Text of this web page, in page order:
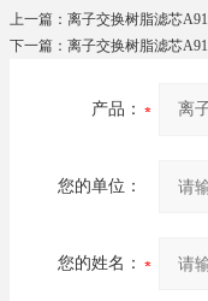
上一篇： 离子交换树脂滤芯
下一篇： 离子交换树脂滤芯
产品：
您的单位：
您的姓名：